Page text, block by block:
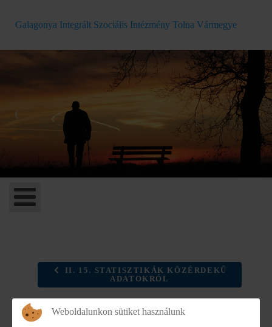
Galagonya Integrált Szociális Intézmény Tolna Vármegye
(
II. 15. STATISZTIKÁK KÖZÉRDEKŰ
ADATOKRÓL
Weboldalunkon sütiket használunk